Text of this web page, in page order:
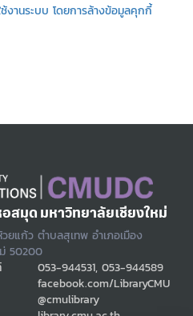
งานระบบ โดยการล้างข้อมูลคุกกี้
สมุด มหาวิทยาลัยเชียงใหม่
ยแก้ว ตำบลสุเทพ อำเภอเมือง
ม่ 50200
ศัพท์ 053-944531, 053-944589
facebook.com/LibraryCMU
@cmulibrary